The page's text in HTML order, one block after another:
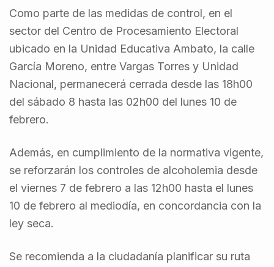
Como parte de las medidas de control, en el
sector del Centro de Procesamiento Electoral
ubicado en la Unidad Educativa Ambato, la calle
García Moreno, entre Vargas Torres y Unidad
Nacional, permanecerá cerrada desde las 18h00
del sábado 8 hasta las 02h00 del lunes 10 de
febrero.
Además, en cumplimiento de la normativa vigente,
se reforzarán los controles de alcoholemia desde
el viernes 7 de febrero a las 12h00 hasta el lunes
10 de febrero al mediodía, en concordancia con la
ley seca.
Se recomienda a la ciudadanía planificar su ruta